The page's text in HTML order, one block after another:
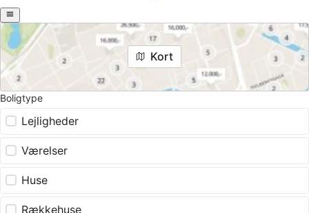
Kort
Boligtype
Lejligheder
Værelser
Huse
Rækkehuse